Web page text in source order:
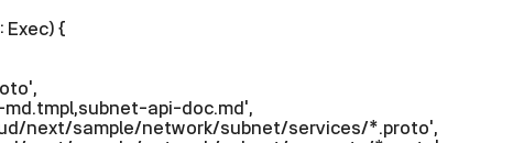
{
api-doc.md',
sample/network/subnet/services/*.proto',